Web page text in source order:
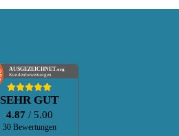
AUSGEZEICHNET .org
Kundenbewertungen
SEHR GUT
4.87 / 5.00
30 Bewertungen